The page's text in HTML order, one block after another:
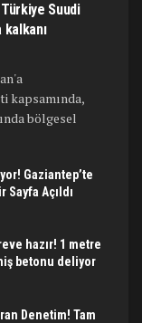
Suudi
kapsamında,
bölgesel
Gaziantep’te
Açıldı
hazır! 1 metre
betonu deliyor
Denetim! Tam